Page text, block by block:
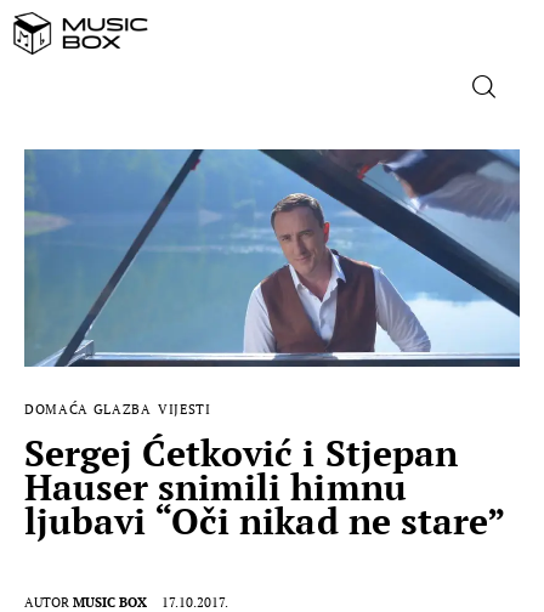
NASLOVNICA
DOMAĆA GLAZBA
STRANA GLAZBA
FILM
MUSIC BOX
DOMAĆA GLAZBA VIJESTI
Sergej Ćetković i Stjepan
Hauser snimili himnu
ljubavi “Oči nikad ne stare”
AUTOR MUSIC BOX 17.10.2017.